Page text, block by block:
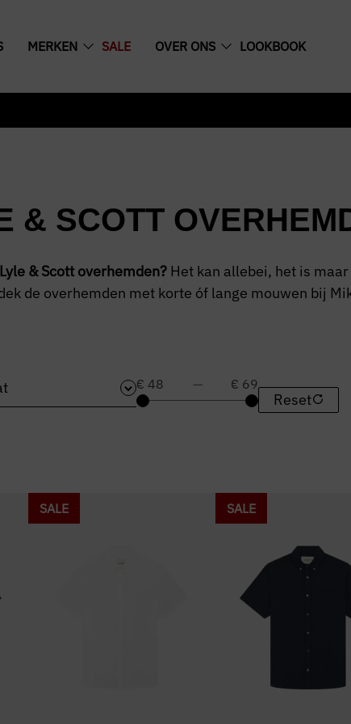
MERKEN SALE OVER ONS LOOKBOOK
& SCOTT
Lyle & Scott overhemden? Het kan allebei, het is
de overhemden met korte óf lange mouwen bij
€ 48 — € 69
Reset
SALE SALE